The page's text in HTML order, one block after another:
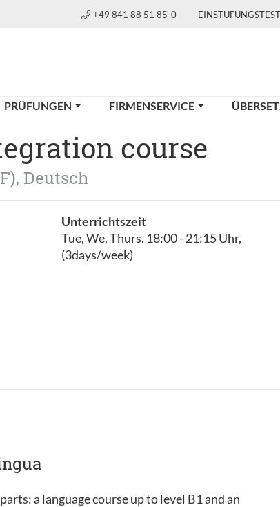
+49 841 88 51 85-0 EINSTUFUNGSTEST
PRÜFUNGEN FIRMENSERVICE
course
Deutsch
Unterrichtszeit
Tue, We, Thurs. 18:00 - 21:15 Uhr,
(3days/week)
a language course up to level B1 and an